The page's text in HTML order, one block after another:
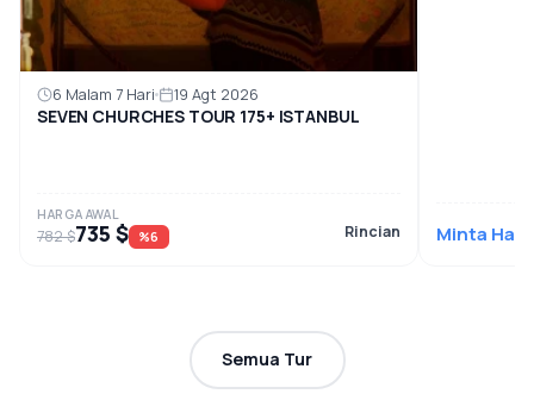
6 Malam 7 Hari 19 Agt 2026
SEVEN CHURCHES TOUR 175+ ISTANBUL
HARGA AWAL
782 $735 $ %6 Rincian Minta
Semua Tur